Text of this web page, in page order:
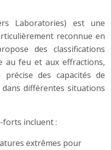
Laboratories) est une
reconnue en
des classifications
au feu et aux effractions,
des capacités de
différentes situations
forts incluent :
extrêmes pour